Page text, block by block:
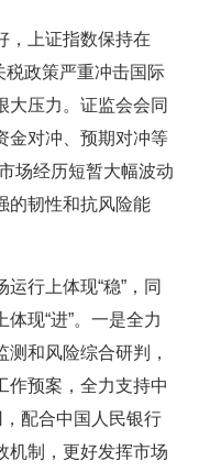
上证指数保持在
政策严重冲击国际
大压力。证监会会同
金对冲、预期对冲等
场经历短暂大幅波动
的韧性和抗风险能
行上体现“稳”，同
现“进”。一是全力
和风险综合研判，
作预案，全力支持中
配合中国人民银行
机制，更好发挥市场